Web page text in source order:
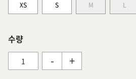
XS S M L
수량
- +